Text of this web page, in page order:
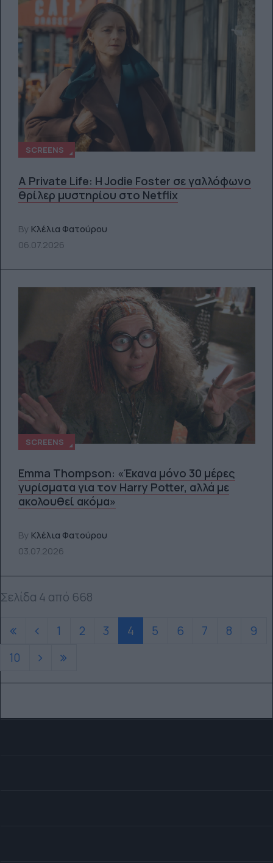
SCREENS
A Private Life: Η Jodie Foster σε γαλλόφωνο
θρίλερ μυστηρίου στο Netflix
By Κλέλια Φατούρου
06.07.2026
SCREENS
Emma Thompson: «Έκανα μόνο 30 μέρες
γυρίσματα για τον Harry Potter, αλλά με
ακολουθεί ακόμα»
By Κλέλια Φατούρου
03.07.2026
Σελίδα 4 από 668
1 2 3 4 5 6 7 8
9
10